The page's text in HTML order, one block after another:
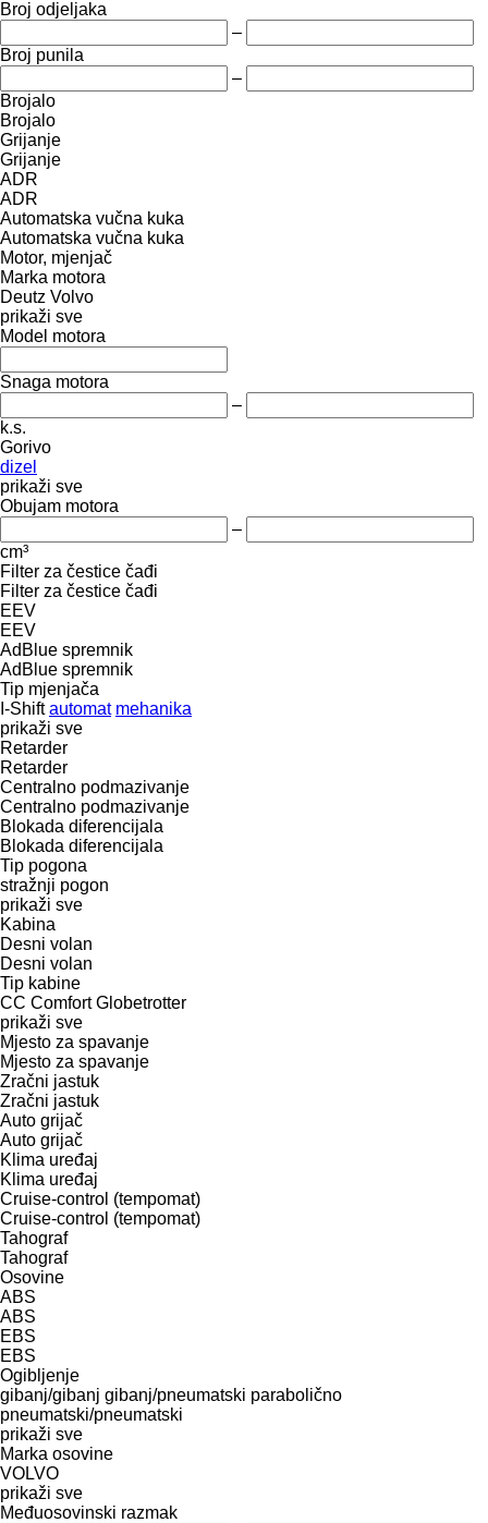
Broj odjeljaka
–
Broj punila
–
Brojalo
Brojalo
Grijanje
Grijanje
ADR
ADR
Automatska vučna kuka
Automatska vučna kuka
Motor, mjenjač
Marka motora
Deutz Volvo
prikaži sve
Model motora
Snaga motora
–
k.s.
Gorivo
dizel
prikaži sve
Obujam motora
–
cm³
Filter za čestice čađi
Filter za čestice čađi
EEV
EEV
AdBlue spremnik
AdBlue spremnik
Tip mјenjača
I-Shift automat mehanika
prikaži sve
Retarder
Retarder
Centralno podmazivanje
Centralno podmazivanje
Blokada diferencijala
Blokada diferencijala
Tip pogona
stražnji pogon
prikaži sve
Kabina
Desni volan
Desni volan
Tip kabine
CC Comfort Globetrotter
prikaži sve
Mjesto za spavanje
Mjesto za spavanje
Zračni jastuk
Zračni jastuk
Auto grijač
Auto grijač
Klima uređaj
Klima uređaj
Cruise-control (tempomat)
Cruise-control (tempomat)
Tahograf
Tahograf
Osovine
ABS
ABS
EBS
EBS
Ogibljenje
gibanj/gibanj gibanj/pneumatski parabolično
pneumatski/pneumatski
prikaži sve
Marka osovine
VOLVO
prikaži sve
Međuosovinski razmak